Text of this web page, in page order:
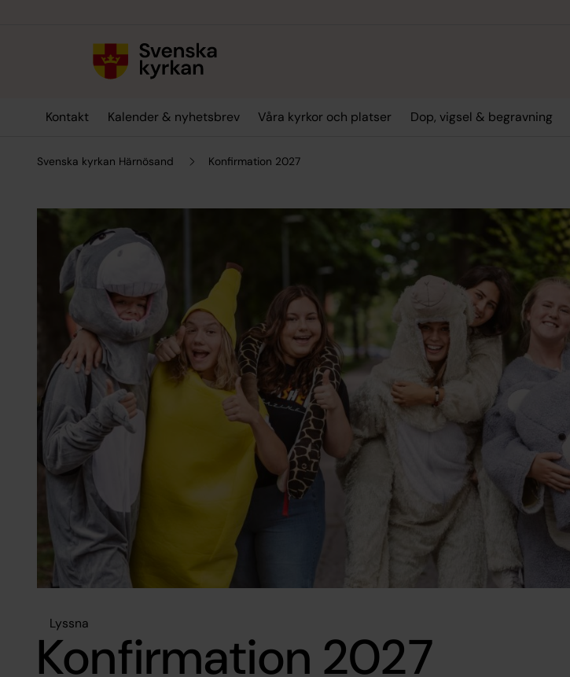
Kontakt Kalender & nyhetsbrev Våra kyrkor och platser Dop, vigsel & begravning
Svenska kyrkan Härnösand Konfirmation 2027
Lyssna
Konfirmation 2027